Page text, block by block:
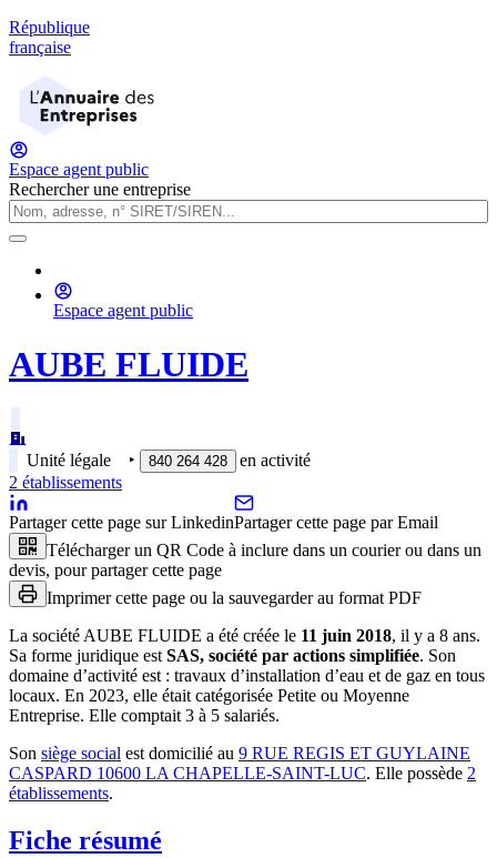
République
française
Espace agent public
Rechercher une entreprise
Espace agent public
AUBE FLUIDE
Unité légale ‣ 840 264 428
en activité
2 établissements
Partager cette page sur LinkedinPartager cette page par Email
Télécharger un QR Code à inclure dans un courier ou dans un
devis, pour partager cette page
Imprimer cette page ou la sauvegarder au format PDF
La société AUBE FLUIDE a été créée le 11 juin 2018, il y a 8 ans.
Sa forme juridique est SAS, société par actions simplifiée. Son
domaine d’activité est : travaux d’installation d’eau et de gaz en tous
locaux. En 2023, elle était catégorisée Petite ou Moyenne
Entreprise. Elle comptait 3 à 5 salariés.
Son siège social est domicilié au 9 RUE REGIS ET GUYLAINE
CASPARD 10600 LA CHAPELLE-SAINT-LUC. Elle possède 2
établissements.
Fiche résumé